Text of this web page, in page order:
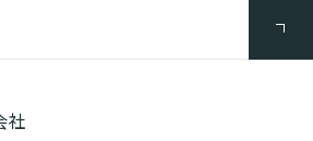
社